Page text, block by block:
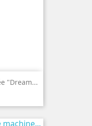
"Dream...